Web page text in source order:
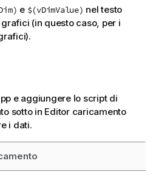
e $(vDimValue) nel testo
(in questo caso, per i
e aggiungere lo script di
sotto in Editor caricamento
i dati.